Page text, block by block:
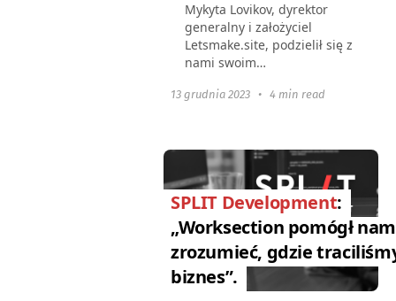
Mykyta Lovikov, dyrektor
generalny i założyciel
Letsmake.site, podzielił się z
nami swoim
korzystaniu z Worksection.
spostrzeżeniach
dotyczących...
13 grudnia 2023 • 4 min read
SPLIT Development:
„Worksection pomógł nam
zrozumieć, gdzie
biznes”.